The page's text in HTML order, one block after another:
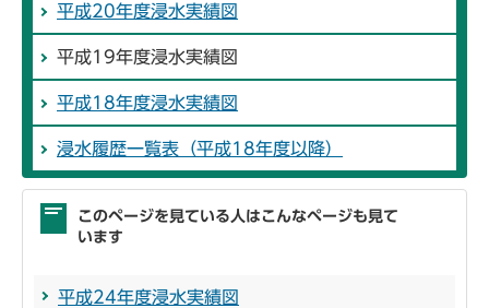
平成20年度浸水実績図
平成19年度浸水実績図
平成18年度浸水実績図
浸水履歴一覧表（平成18年度以降）
このページを見ている人はこんなページも見て
います
平成24年度浸水実績図